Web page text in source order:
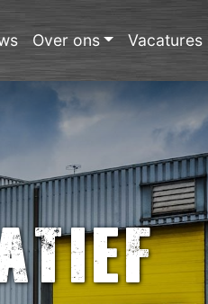
Over ons Vacatures